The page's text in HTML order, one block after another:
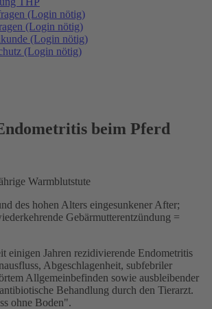
(Login nötig)
(Login nötig)
(Login nötig)
(Login nötig)
beim Pferd
Warmblutstute
des hohen Alters eingesunkener After;
Gebärmutterentzündung =
einigen Jahren rezidivierende Endometritis
Abgeschlagenheit, subfebriler
Allgemeinbefinden sowie ausbleibender
Behandlung durch den Tierarzt.
ohne Boden".